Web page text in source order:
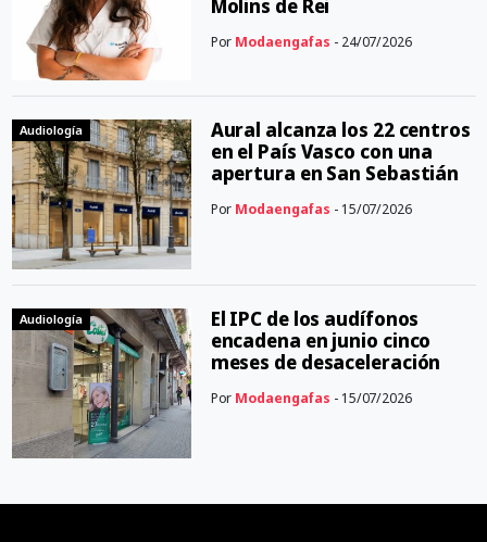
Molins de Rei
Por Modaengafas - 24/07/2026
Audiología
Aural alcanza los 22 centros
en el País Vasco con una
apertura en San Sebastián
Por Modaengafas - 15/07/2026
Audiología
El IPC de los audífonos
encadena en junio cinco
meses de desaceleración
Por Modaengafas - 15/07/2026